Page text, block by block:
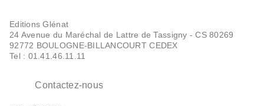
Editions Glénat
24 Avenue du Maréchal de Lattre de Tassigny - CS 80269
92772 BOULOGNE-BILLANCOURT CEDEX
Tel : 01.41.46.11.11
Contactez-nous